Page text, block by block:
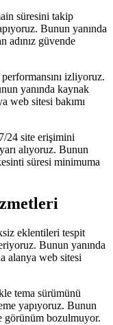
süresini takip
Bunun yanında
adınız güvende
izliyoruz.
yanında kaynak
web sitesi bakımı
24 site erişimini
alıyoruz. Bunun
süresi minimuma
eklentileri tespit
Bunun yanında
alanya web sitesi
tema sürümünü
yapıyoruz. Bunun
görünüm bozulmuyor.